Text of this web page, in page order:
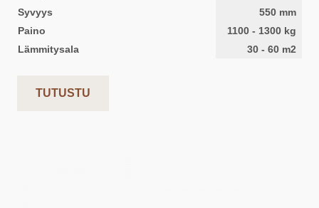
Syvyys
550 mm
Paino
1100 - 1300 kg
Lämmitysala
30 - 60 m2
TUTUSTU